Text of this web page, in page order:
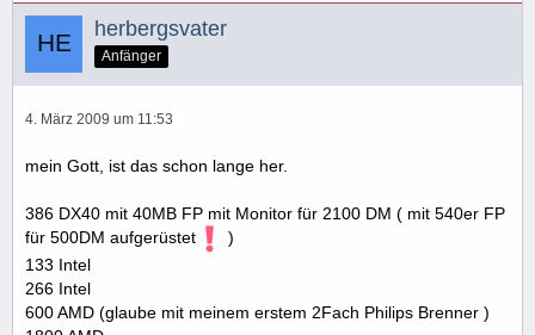
herbergsvater
Anfänger
4. März 2009 um 11:53
mein Gott, ist das schon lange her.
386 DX40 mit 40MB FP mit Monitor für 2100 DM ( mit 540er FP
für 500DM aufgerüstet
)
133 Intel
266 Intel
600 AMD (glaube mit meinem erstem 2Fach Philips Brenner )